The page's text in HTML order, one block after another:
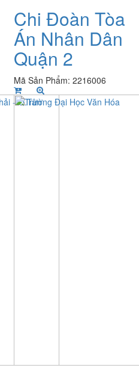
Chi Đoàn Tòa
Án Nhân Dân
Quận 2
Mã Sản Phẩm: 2216006